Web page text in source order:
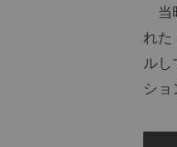
当
れた
ル
ショ